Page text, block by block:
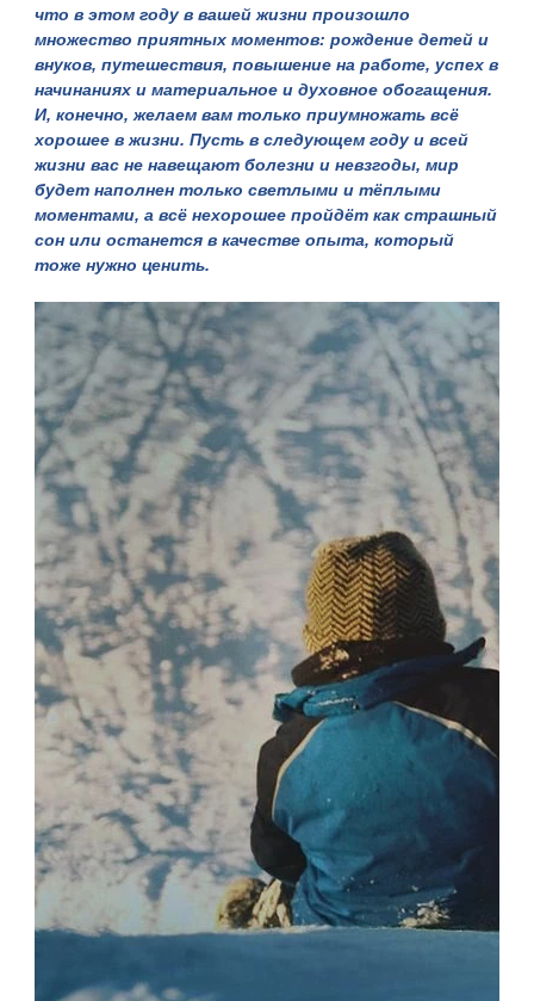
что в этом году в вашей жизни произошло
множество приятных моментов: рождение детей и
внуков, путешествия, повышение на работе, успех в
начинаниях и материальное и духовное обогащения.
И, конечно, желаем вам только приумножать всё
хорошее в жизни. Пусть в следующем году и всей
жизни вас не навещают болезни и невзгоды, мир
будет наполнен только светлыми и тёплыми
моментами, а всё нехорошее пройдёт как страшный
сон или останется в качестве опыта, который
тоже нужно ценить.